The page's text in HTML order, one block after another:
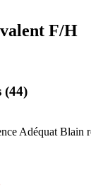
F/H
(44)
Adéquat Blain